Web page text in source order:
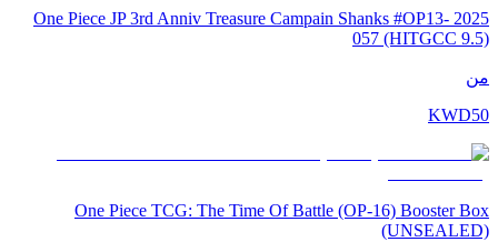
2025 One Piece JP 3rd Anniv Treasure Campain Shanks #OP13-
057 (HITGCC 9.5)
من
KWD50
One Piece TCG: The Time Of Battle (OP-16) Booster Box
(UNSEALED)